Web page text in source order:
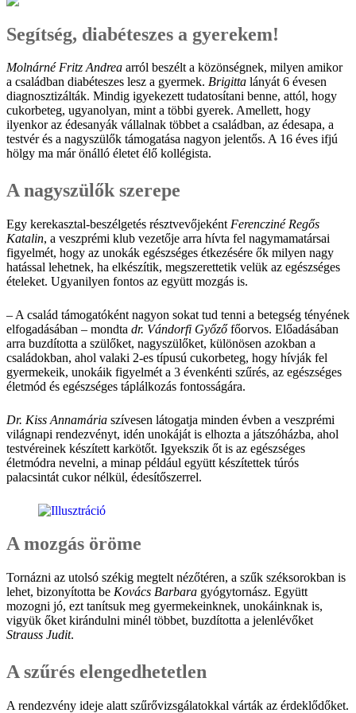
Segítség, diabéteszes a gyerekem!
Molnárné Fritz Andrea arról beszélt a közönségnek, milyen amikor
a családban diabéteszes lesz a gyermek. Brigitta lányát 6 évesen
diagnosztizálták. Mindig igyekezett tudatosítani benne, attól, hogy
cukorbeteg, ugyanolyan, mint a többi gyerek. Amellett, hogy
ilyenkor az édesanyák vállalnak többet a családban, az édesapa, a
testvér és a nagyszülők támogatása nagyon jelentős. A 16 éves ifjú
hölgy ma már önálló életet élő kollégista.
A nagyszülők szerepe
Egy kerekasztal-beszélgetés résztvevőjeként Ferencziné Regős
Katalin, a veszprémi klub vezetője arra hívta fel nagymamatársai
figyelmét, hogy az unokák egészséges étkezésére ők milyen nagy
hatással lehetnek, ha elkészítik, megszerettetik velük az egészséges
ételeket. Ugyanilyen fontos az együtt mozgás is.
– A család támogatóként nagyon sokat tud tenni a betegség tényének
elfogadásában – mondta dr. Vándorfi Győzőfőorvos. Előadásában
arra buzdította a szülőket, nagyszülőket, különösen azokban a
családokban, ahol valaki 2-es típusú cukorbeteg, hogy hívják fel
gyermekeik, unokáik figyelmét a 3 évenkénti szűrés, az egészséges
életmód és egészséges táplálkozás fontosságára.
Dr. Kiss Annamária szívesen látogatja minden évben a veszprémi
világnapi rendezvényt, idén unokáját is elhozta a játszóházba, ahol
testvéreinek készített karkötőt. Igyekszik őt is az egészséges
életmódra nevelni, a minap például együtt készítettek túrós
palacsintát cukor nélkül, édesítőszerrel.
A mozgás öröme
Tornázni az utolsó székig megtelt nézőtéren, a szűk széksorokban is
lehet, bizonyította be Kovács Barbara gyógytornász. Együtt
mozogni jó, ezt tanítsuk meg gyermekeinknek, unokáinknak is,
vigyük őket kirándulni minél többet, buzdította a jelenlévőket
Strauss Judit.
A szűrés elengedhetetlen
A rendezvény ideje alatt szűrővizsgálatokkal várták az érdeklődőket.